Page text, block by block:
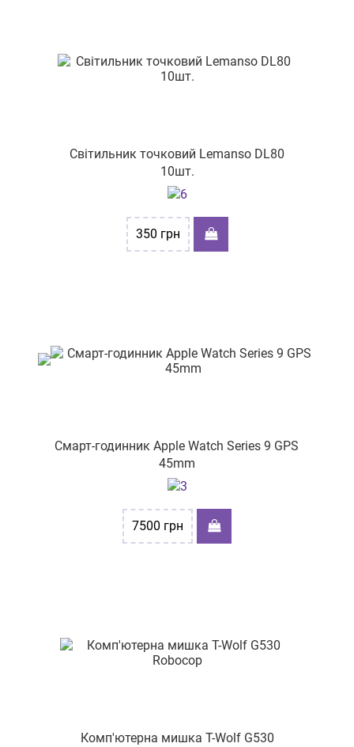
Світильник точковий Lemanso DL80
10шт.
350 грн
Смарт-годинник Apple Watch Series 9 GPS
45mm
7500 грн
Комп'ютерна мишка T-Wolf G530